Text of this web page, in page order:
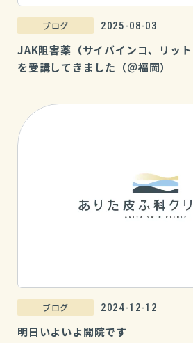
ブログ 2025-08-03
JAK阻害薬（サイバインコ、リッ
を受講してきました（＠福岡）
ブログ 2024-12-12
明日いよいよ開院です